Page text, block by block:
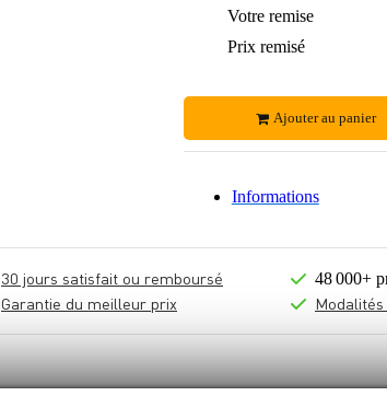
Votre remise
Prix remisé
Ajouter au panier
Informations
30 jours satisfait ou remboursé
Garantie du meilleur prix
48 000+